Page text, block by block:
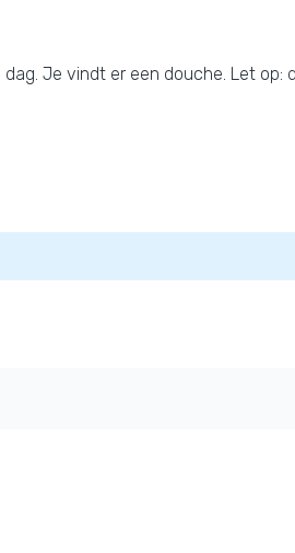
Je vindt er een douche. Let op: